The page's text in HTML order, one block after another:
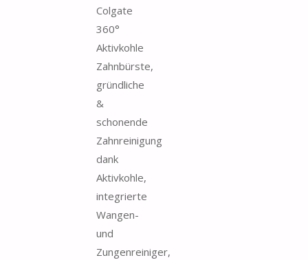
Colgate
360°
Aktivkohle
Zahnbürste,
gründliche
&
schonende
Zahnreinigung
dank
Aktivkohle,
integrierte
Wangen-
und
Zungenreiniger,